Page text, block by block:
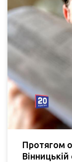
Протягом